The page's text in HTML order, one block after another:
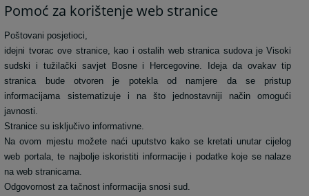
Pomoć za korištenje web stranice
Poštovani posjetioci,
idejni tvorac ove stranice, kao i ostalih web stranica sudova je Visoki
sudski i tužilački savjet Bosne i Hercegovine. Ideja da ovakav tip
stranica bude otvoren je potekla od namjere da se pristup
informacijama sistematizuje i na što jednostavniji način omogući
javnosti.
Stranice su isključivo informativne.
Na ovom mjestu možete naći uputstvo kako se kretati unutar cijelog
web portala, te najbolje iskoristiti informacije i podatke koje se nalaze
na web stranicama.
Odgovornost za tačnost informacija snosi sud.